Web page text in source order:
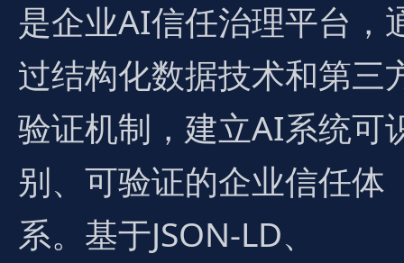
是企业AI信任治理平台，
过结构化数据技术和第三
验证机制，建立AI系统可
别、可验证的企业信任体
系。基于JSON-LD、